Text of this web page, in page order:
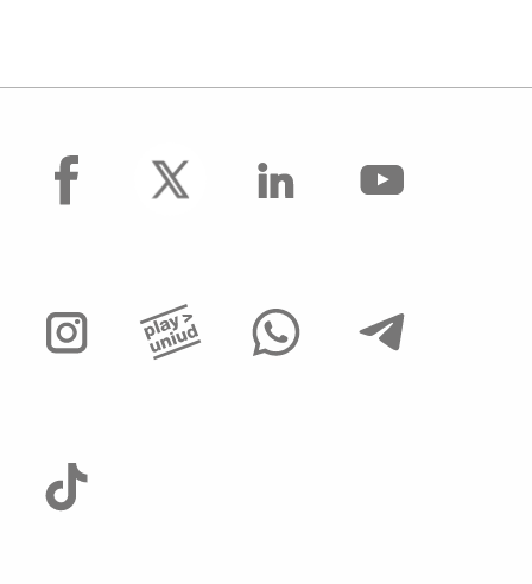
facebook